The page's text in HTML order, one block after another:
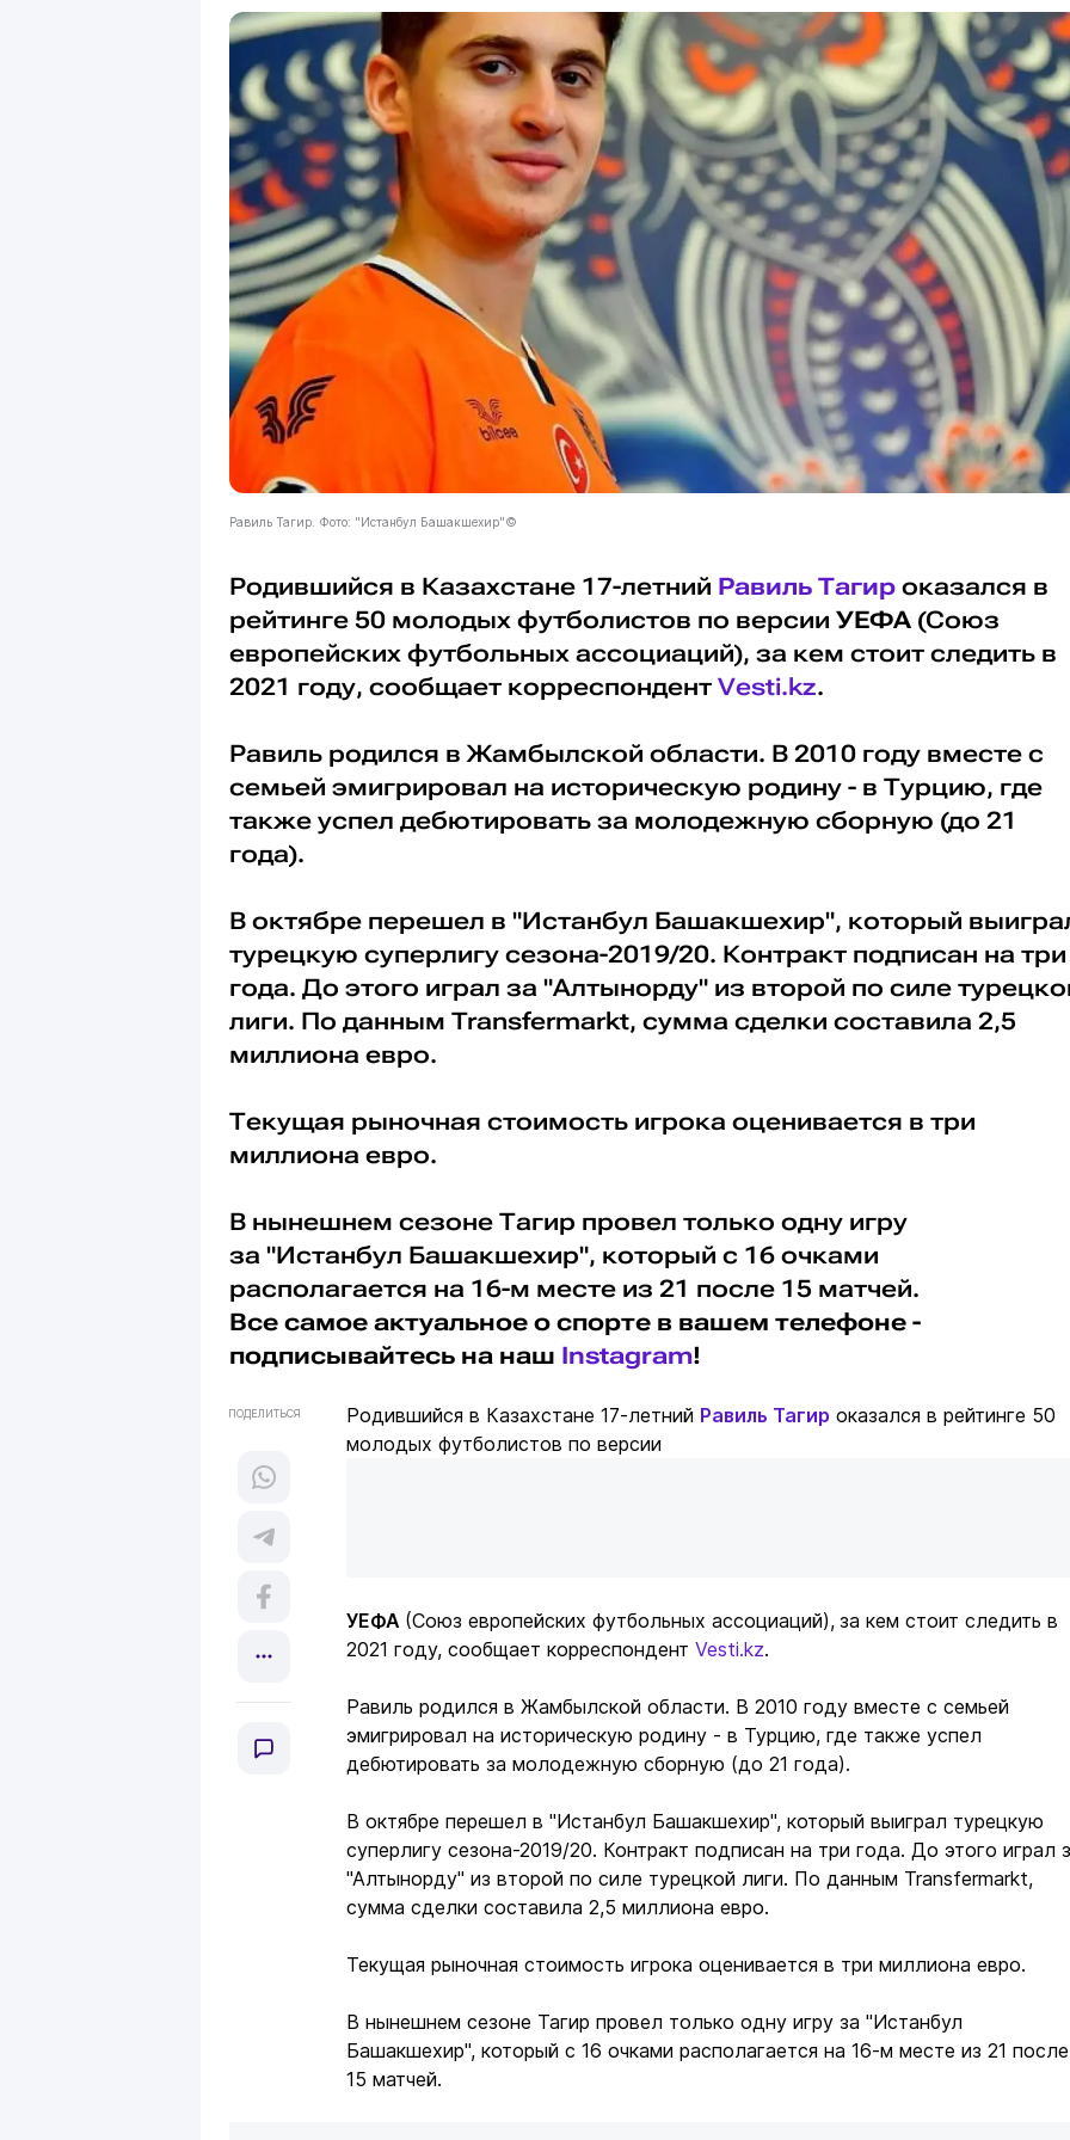
Равиль Тагир. Фото: "Истанбул Башакшехир"©
Родившийся в Казахстане 17-летний Равиль Тагир оказался в
рейтинге 50 молодых футболистов по версии УЕФА (Союз
европейских футбольных ассоциаций), за кем стоит следить в
2021 году, сообщает корреспондент Vesti.kz.
Равиль родился в Жамбылской области. В 2010 году вместе с
семьей эмигрировал на историческую родину - в Турцию, где
также успел дебютировать за молодежную сборную (до 21
года).
В октябре перешел в "Истанбул Башакшехир", который
турецкую суперлигу сезона-2019/20. Контракт подписан на три
года. До этого играл за "Алтынорду" из второй по силе
лиги. По данным Transfermarkt, сумма сделки составила 2,5
миллиона евро.
Текущая рыночная стоимость игрока оценивается в три
миллиона евро.
В нынешнем сезоне Тагир провел только одну игру
за "Истанбул Башакшехир", который с 16 очками
располагается на 16-м месте из 21 после 15 матчей.
Все самое актуальное о спорте в вашем телефоне -
подписывайтесь на наш Instagram!
ПОДЕЛИТЬСЯ Родившийся в Казахстане 17-летний Равиль Тагир оказался в рейтинге 50
молодых футболистов по версии
УЕФА (Союз европейских футбольных ассоциаций), за кем стоит следить в
2021 году, сообщает корреспондент Vesti.kz.
Равиль родился в Жамбылской области. В 2010 году вместе с семьей
эмигрировал на историческую родину - в Турцию, где также успел
дебютировать за молодежную сборную (до 21 года).
В октябре перешел в "Истанбул Башакшехир", который выиграл турецкую
суперлигу сезона-2019/20. Контракт подписан на три года. До этого играл
"Алтынорду" из второй по силе турецкой лиги. По данным Transfermarkt,
сумма сделки составила 2,5 миллиона евро.
Текущая рыночная стоимость игрока оценивается в три миллиона евро.
В нынешнем сезоне Тагир провел только одну игру за "Истанбул
Башакшехир", который с 16 очками располагается на 16-м месте из 21 после
15 матчей.